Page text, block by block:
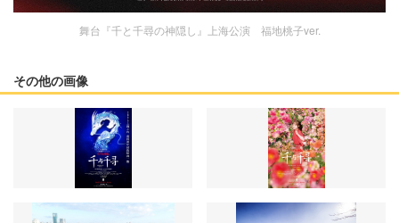
舞台『千と千尋の神隠し』上海公演 福地桃子ver.
その他の画像